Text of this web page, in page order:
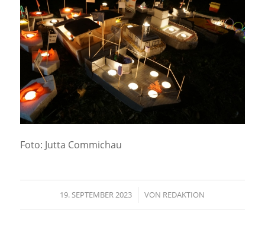
Foto: Jutta Commichau
19. SEPTEMBER 2023
/ VON REDAKTION